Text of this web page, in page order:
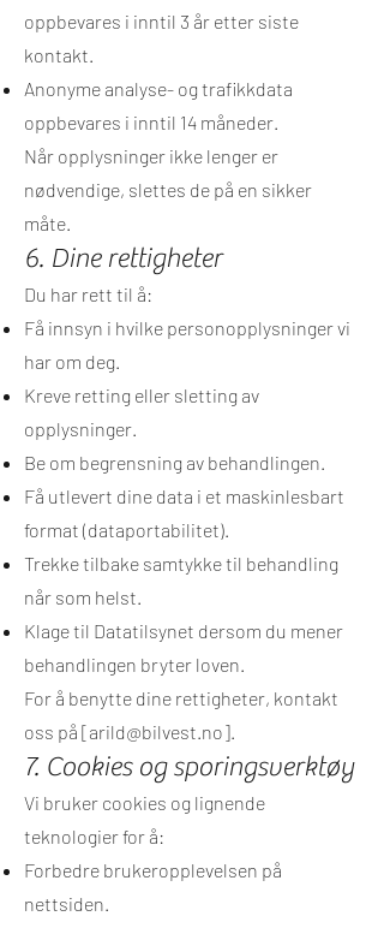
oppbevares i inntil 3 år etter siste
kontakt.
Anonyme analyse- og trafikkdata
oppbevares i inntil 14 måneder.
Når opplysninger ikke lenger er
nødvendige, slettes de på en sikker
måte.
6. Dine rettigheter
Du har rett til å:
Få innsyn i hvilke personopplysninger vi
har om deg.
Kreve retting eller sletting av
opplysninger.
Be om begrensning av behandlingen.
Få utlevert dine data i et maskinlesbart
format (dataportabilitet).
Trekke tilbake samtykke til behandling
når som helst.
Klage til Datatilsynet dersom du mener
behandlingen bryter loven.
For å benytte dine rettigheter, kontakt
oss på [arild@bilvest.no].
7. Cookies og sporingsverktøy
Vi bruker cookies og lignende
teknologier for å:
Forbedre brukeropplevelsen på
nettsiden.